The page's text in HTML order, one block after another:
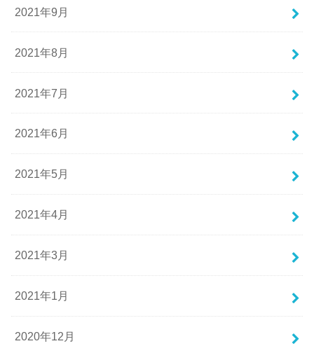
2021年9月
2021年8月
2021年7月
2021年6月
2021年5月
2021年4月
2021年3月
2021年1月
2020年12月